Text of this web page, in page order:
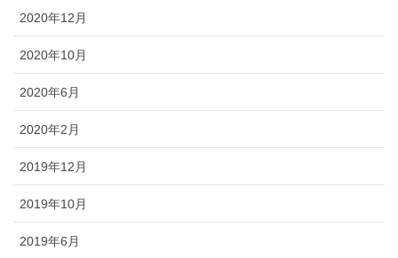
2020年12月
2020年10月
2020年6月
2020年2月
2019年12月
2019年10月
2019年6月